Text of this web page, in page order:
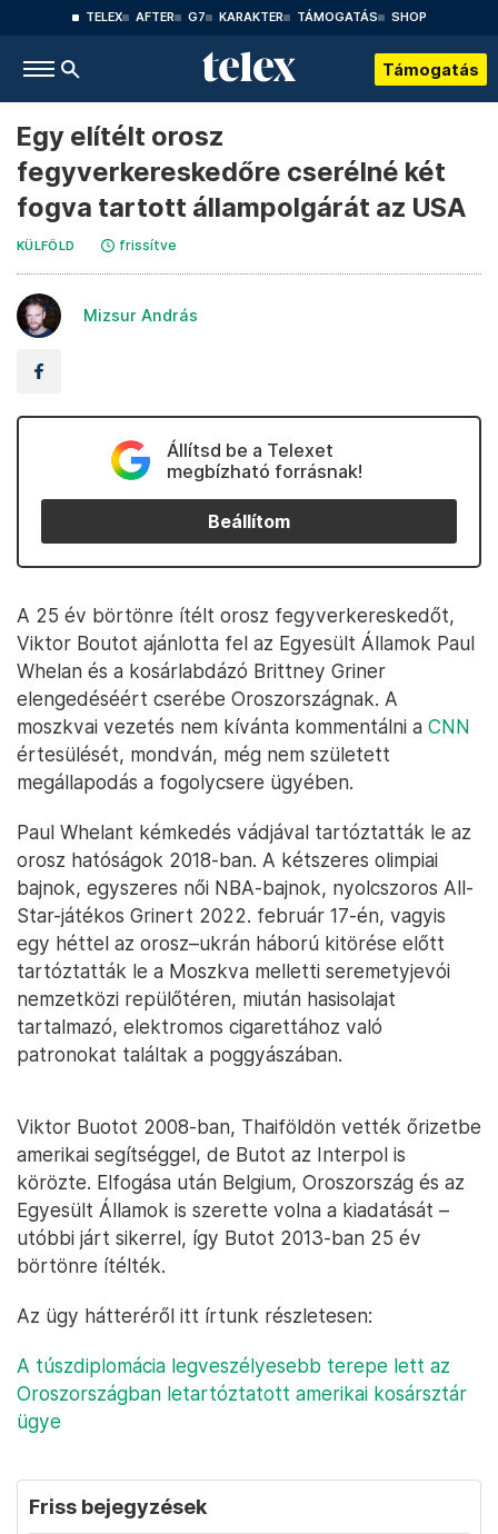
TELEX AFTER G7 KARAKTER TÁMOGATÁS SHOP
Támogatás
Egy elítélt orosz
fegyverkereskedőre cserélné két
fogva tartott állampolgárát az USA
KÜLFÖLD frissítve
Mizsur András
Állítsd be a Telexet
megbízható forrásnak!
Beállítom
A 25 év börtönre ítélt orosz fegyverkereskedőt,
Viktor Boutot ajánlotta fel az Egyesült Államok Paul
Whelan és a kosárlabdázó Brittney Griner
elengedéséért cserébe Oroszországnak. A
moszkvai vezetés nem kívánta kommentálni a CNN
értesülését, mondván, még nem született
megállapodás a fogolycsere ügyében.
Paul Whelant kémkedés vádjával tartóztatták le az
orosz hatóságok 2018-ban. A kétszeres olimpiai
bajnok, egyszeres női NBA-bajnok, nyolcszoros All-
Star-játékos Grinert 2022. február 17-én, vagyis
egy héttel az orosz–ukrán háború kitörése előtt
tartóztatták le a Moszkva melletti seremetyjevói
nemzetközi repülőtéren, miután hasisolajat
tartalmazó, elektromos cigarettához való
patronokat találtak a poggyászában.
Viktor Buotot 2008-ban, Thaiföldön vették őrizetbe
amerikai segítséggel, de Butot az Interpol is
körözte. Elfogása után Belgium, Oroszország és az
Egyesült Államok is szerette volna a kiadatását –
utóbbi járt sikerrel, így Butot 2013-ban 25 év
börtönre ítélték.
Az ügy hátteréről itt írtunk részletesen:
A túszdiplomácia legveszélyesebb terepe lett az
Oroszországban letartóztatott amerikai kosársztár
ügye
Friss bejegyzések